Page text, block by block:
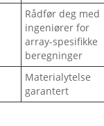
Rådfør deg med
ingeniører for
array-spesifikke
beregninger
Materialytelse
garantert